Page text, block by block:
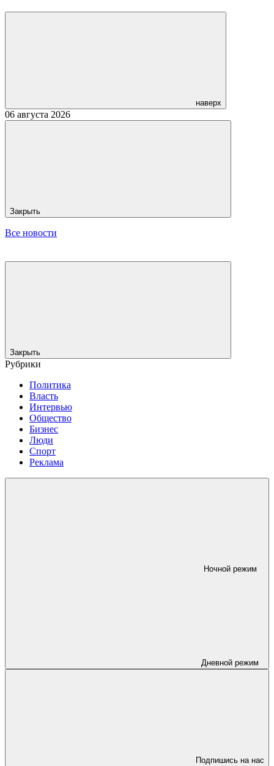
наверх
06 августа 2026
Закрыть
Все новости
Закрыть
Рубрики
Политика
Власть
Интервью
Общество
Бизнес
Люди
Спорт
Реклама
Ночной режим
Дневной режим
Подпишись на нас